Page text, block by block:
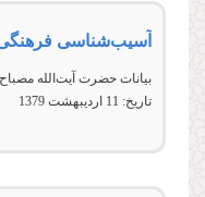
آسیب‌شناسی فرهنگی
بیانات حضرت آیت‌الله
تاریخ: 11 ارديبهشت 1379